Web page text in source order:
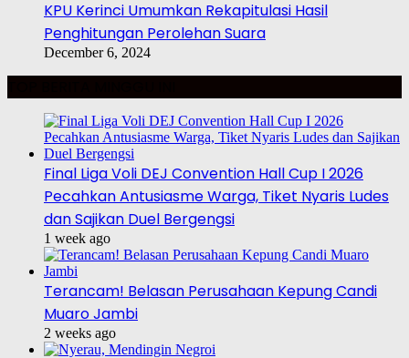
KPU Kerinci Umumkan Rekapitulasi Hasil
Penghitungan Perolehan Suara
December 6, 2024
Final Liga Voli DEJ Convention Hall Cup I 2026
Pecahkan Antusiasme Warga, Tiket Nyaris Ludes
dan Sajikan Duel Bergengsi
1 week ago
Terancam! Belasan Perusahaan Kepung Candi
Muaro Jambi
2 weeks ago